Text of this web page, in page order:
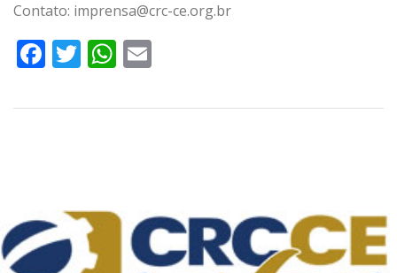
Contato: imprensa@crc-ce.org.br
Facebook
TwitterWhatsApp